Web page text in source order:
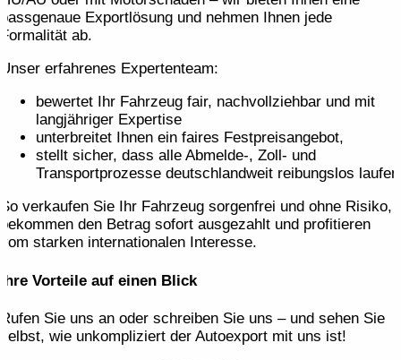
passgenaue Export­lösung und nehmen Ihnen jede
Formalität ab.
Unser erfahrenes Expertenteam:
bewertet Ihr Fahrzeug fair, nachvollziehbar und mit
langjähriger Expertise
unterbreitet Ihnen ein faires Festpreis­angebot,
stellt sicher, dass alle Abmelde-, Zoll- und
Transportprozesse deutschlandweit reibungslos laufen
So verkaufen Sie Ihr Fahrzeug sorgenfrei und ohne Risiko,
bekommen den Betrag sofort ausgezahlt und profitieren
vom starken internationalen Interesse.
Ihre Vorteile auf einen Blick
Rufen Sie uns an oder schreiben Sie uns – und sehen Sie
selbst, wie unkompliziert der Autoexport mit uns ist!